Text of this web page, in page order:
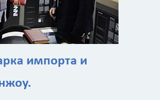
импорта и